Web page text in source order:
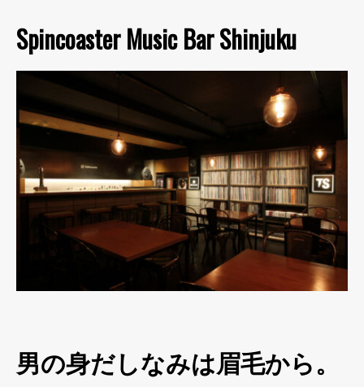
Spincoaster Music Bar Shinjuku
男の身だしなみは眉毛から。